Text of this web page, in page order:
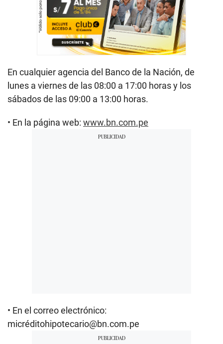
En cualquier agencia del Banco de la Nación, de
lunes a viernes de las 08:00 a 17:00 horas y los
sábados de las 09:00 a 13:00 horas.
• En la página web: www.bn.com.pe
• En el correo electrónico:
micréditohipotecario@bn.com.pe